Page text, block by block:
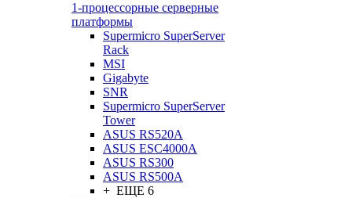
1-процессорные серверные
платформы
Supermicro SuperServer
Rack
MSI
Gigabyte
SNR
Supermicro SuperServer
Tower
ASUS RS520A
ASUS ESC4000A
ASUS RS300
ASUS RS500A
+ ЕЩЕ 6